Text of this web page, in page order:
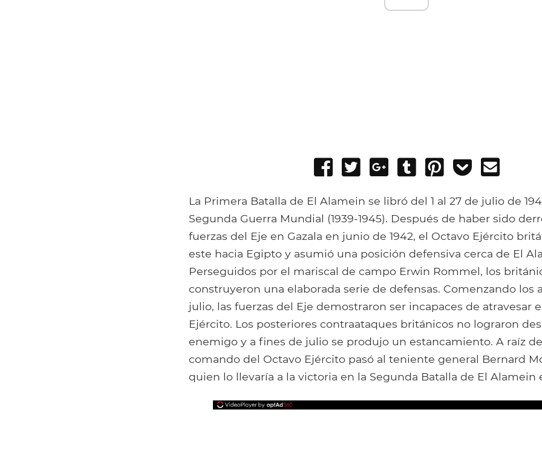
Share
Facebook
Tweet
Share
Google+
Post
Tumblr
Pin
Add
Pocket
La Primera Batalla de El Alamein se libró del 1 al 27 de julio de
Segunda Guerra Mundial (1939-1945). Después de haber sido
fuerzas del Eje en Gazala en junio de 1942, el Octavo Ejército
este hacia Egipto y asumió una posición defensiva cerca de El
Perseguidos por el mariscal de campo Erwin Rommel, los
construyeron una elaborada serie de defensas. Comenzando los
julio, las fuerzas del Eje demostraron ser incapaces de atravesar
Ejército. Los posteriores contraataques británicos no lograron
enemigo y a fines de julio se produjo un estancamiento. A raíz
comando del Octavo Ejército pasó al teniente general Bernard
quien lo llevaría a la victoria en la Segunda Batalla de El Alamein